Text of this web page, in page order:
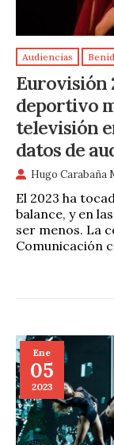
Audiencias
Eurovisión
deportivo
televisión
datos de
Hugo Carabaña
El 2023 ha
balance, y en
ser menos. La
Comunicación
Ene
05
2023